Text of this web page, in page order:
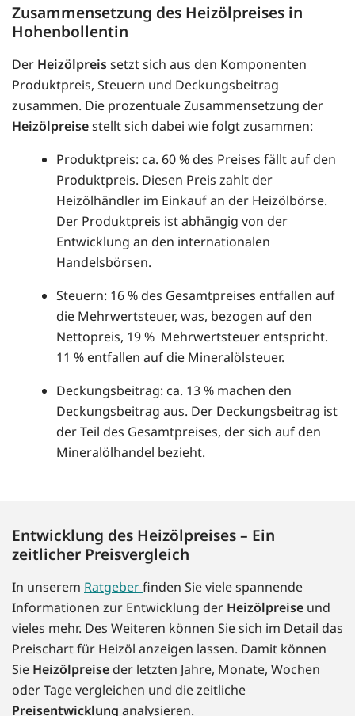
Zusammensetzung des Heizölpreises in
Hohenbollentin
Der Heizölpreissetzt sich aus den Komponenten
Produktpreis, Steuern und Deckungsbeitrag
zusammen. Die prozentuale Zusammensetzung der
Heizölpreisestellt sich dabei wie folgt zusammen:
Produktpreis: ca. 60 % des Preises fällt auf den
Produktpreis. Diesen Preis zahlt der
Heizölhändler im Einkauf an der Heizölbörse.
Der Produktpreis ist abhängig von der
Entwicklung an den internationalen
Handelsbörsen.
Steuern: 16 % des Gesamtpreises entfallen auf
die Mehrwertsteuer, was, bezogen auf den
Nettopreis, 19 % Mehrwertsteuer entspricht.
11 % entfallen auf die Mineralölsteuer.
Deckungsbeitrag: ca. 13 % machen den
Deckungsbeitrag aus. Der Deckungsbeitrag ist
der Teil des Gesamtpreises, der sich auf den
Mineralölhandel bezieht.
Entwicklung des Heizölpreises – Ein
zeitlicher Preisvergleich
In unserem Ratgeberfinden Sie viele spannende
Informationen zur Entwicklung der Heizölpreise und
vieles mehr. Des Weiteren können Sie sich im Detail das
Preischart für Heizöl anzeigen lassen. Damit können
Sie Heizölpreise der letzten Jahre, Monate, Wochen
oder Tage vergleichen und die zeitliche
Preisentwicklung analysieren.